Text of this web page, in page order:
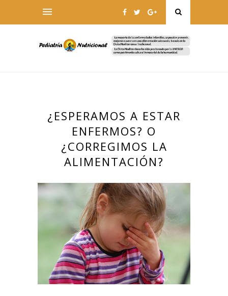
¿ESPERAMOS A ESTAR
ENFERMOS? O
¿CORREGIMOS LA
ALIMENTACIÓN?